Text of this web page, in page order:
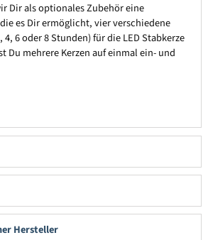
Dir als optionales Zubehör eine
es Dir ermöglicht, vier verschiedene
6 oder 8 Stunden) für die LED Stabkerze
Du mehrere Kerzen auf einmal ein- und
Hersteller